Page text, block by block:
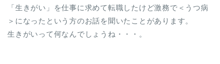
「生きがい」を仕事に求めて転職したけど激務で＜うつ病
＞になったという方のお話を聞いたことがあります。
生きがいって何なんでしょうね・・・。